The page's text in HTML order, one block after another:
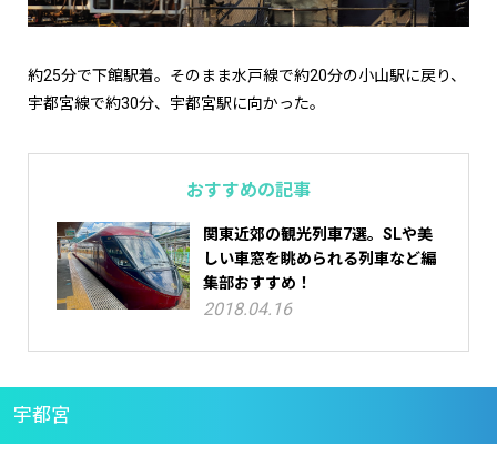
約25分で下館駅着。そのまま水戸線で約20分の小山駅に戻り、
宇都宮線で約30分、宇都宮駅に向かった。
おすすめの記事
関東近郊の観光列車7選。SLや美
しい車窓を眺められる列車など編
集部おすすめ！
2018.04.16
宇都宮